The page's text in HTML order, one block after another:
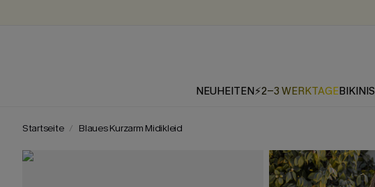
NEUHEITEN⚡2-3 WERKTAGEBIKINIS
Startseite Blaues Kurzarm Midikleid